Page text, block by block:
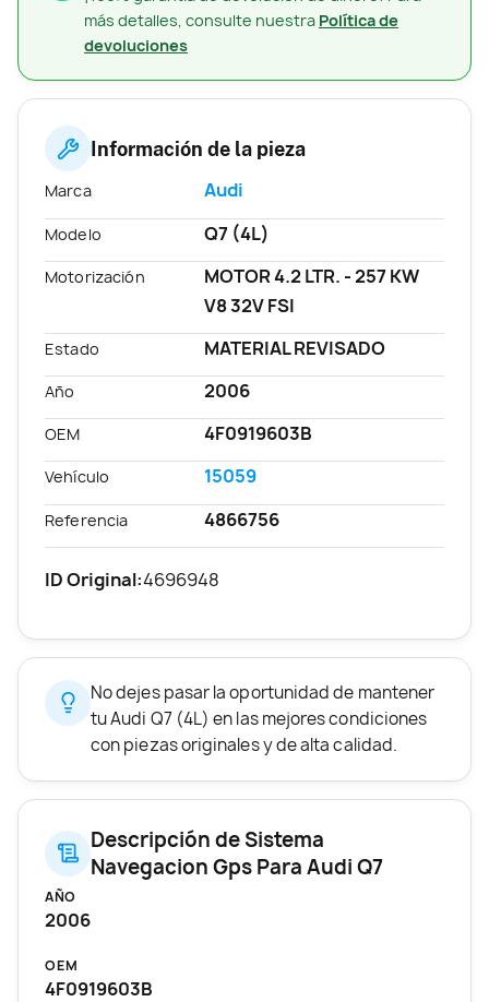
más detalles, consulte nuestra Política de
devoluciones
Información de la pieza
Marca Audi
Modelo Q7 (4L)
Motorización
MOTOR 4.2 LTR. - 257 KW
V8 32V FSI
Estado MATERIAL REVISADO
Año 2006
OEM 4F0919603B
Vehículo 15059
Referencia 4866756
ID Original:4696948
No dejes pasar la oportunidad de mantener
tu Audi Q7 (4L) en las mejores condiciones
con piezas originales y de alta calidad.
Descripción de Sistema
Navegacion Gps Para Audi Q7
AÑO
2006
OEM
4F0919603B